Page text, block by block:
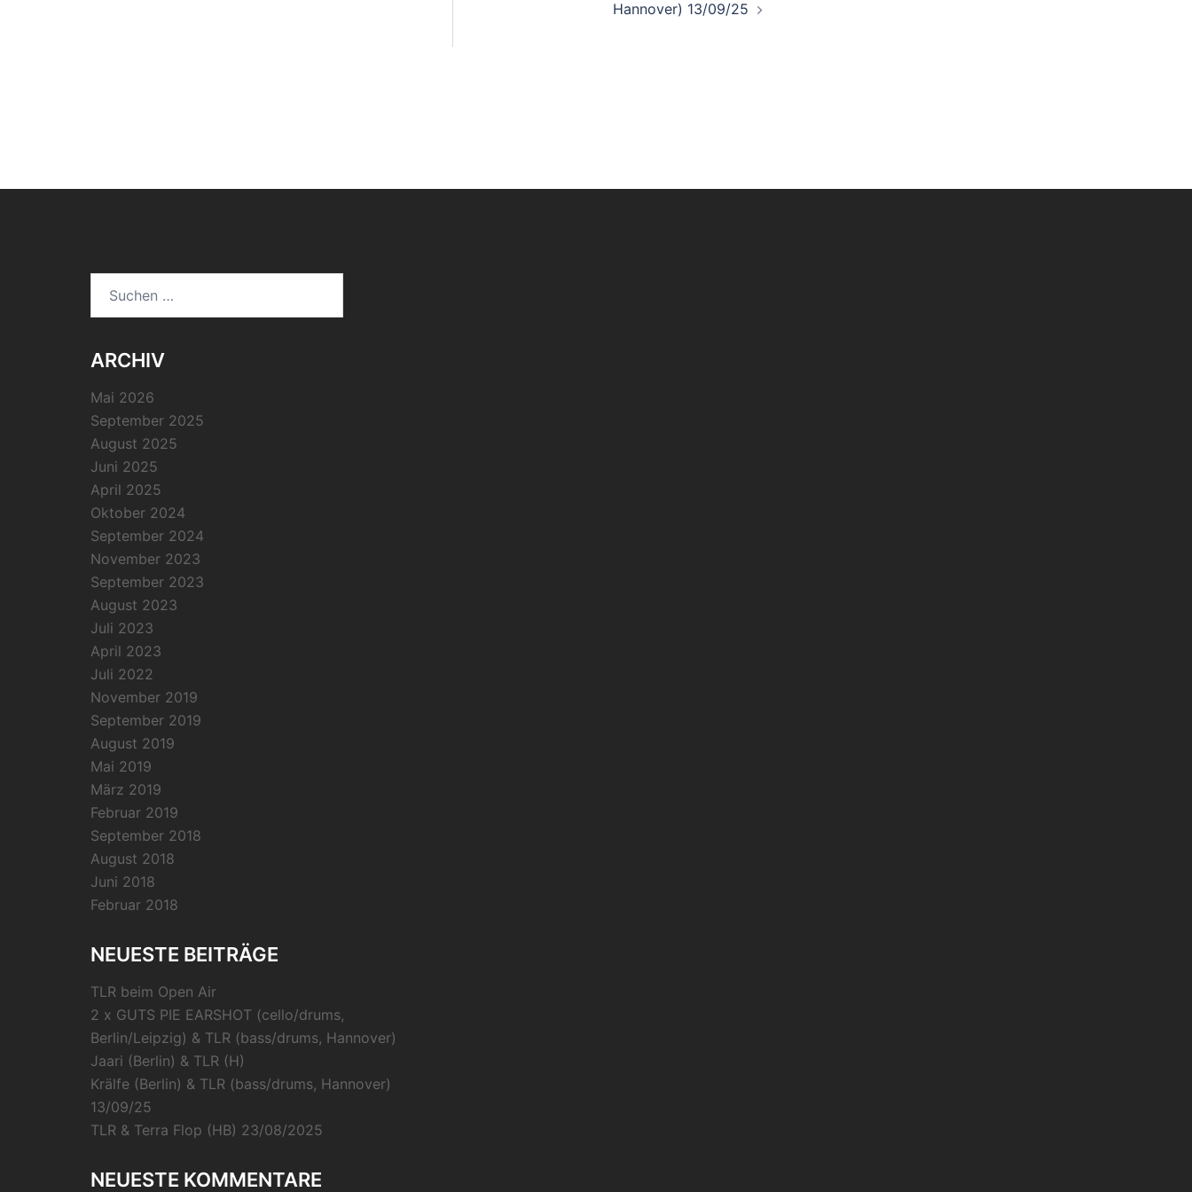
Hannover) 13/09/25
ARCHIV
Mai 2026
September 2025
August 2025
Juni 2025
April 2025
Oktober 2024
September 2024
November 2023
September 2023
August 2023
Juli 2023
April 2023
Juli 2022
November 2019
September 2019
August 2019
Mai 2019
März 2019
Februar 2019
September 2018
August 2018
Juni 2018
Februar 2018
NEUESTE BEITRÄGE
TLR beim Open Air
2 x GUTS PIE EARSHOT (cello/drums,
Berlin/Leipzig) & TLR (bass/drums, Hannover)
Jaari (Berlin) & TLR (H)
Krälfe (Berlin) & TLR (bass/drums, Hannover)
13/09/25
TLR & Terra Flop (HB) 23/08/2025
NEUESTE KOMMENTARE